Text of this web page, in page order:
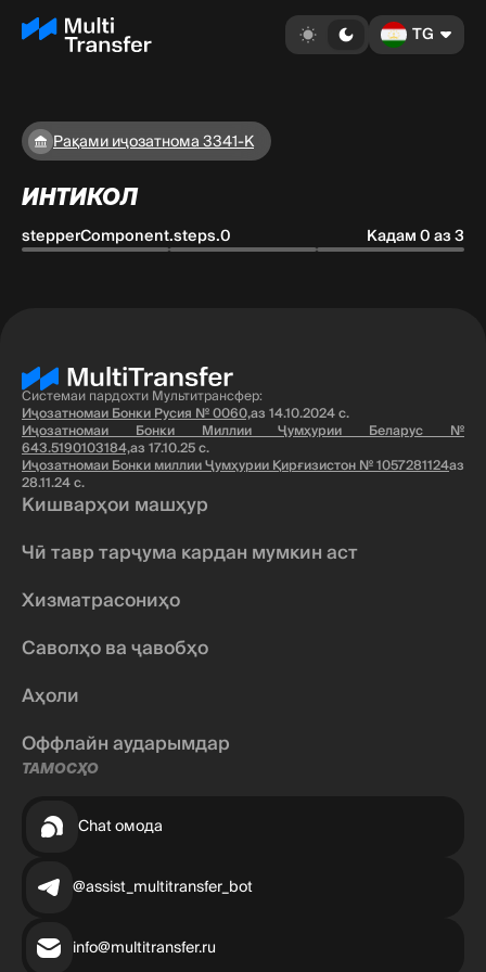
TG
Рақами иҷозатнома 3341-K
ИНТИКОЛ
stepperComponent.steps.0 Кадам 0 аз 3
Системаи пардохти Мультитрансфер:
Иҷозатномаи Бонки Русия № 0060,аз 14.10.2024 с.
Иҷозатномаи Бонки Миллии Ҷумҳурии Беларус №
643.5190103184,аз 17.10.25 с.
Иҷозатномаи Бонки миллии Ҷумҳурии Қирғизистон № 1057281124аз
28.11.24 с.
Кишварҳои машҳур
Чӣ тавр тарҷума кардан мумкин аст
Хизматрасониҳо
Саволҳо ва ҷавобҳо
Аҳоли
Оффлайн аударымдар
ТАМОСҲО
Chat омода
@assist_multitransfer_bot
info@multitransfer.ru